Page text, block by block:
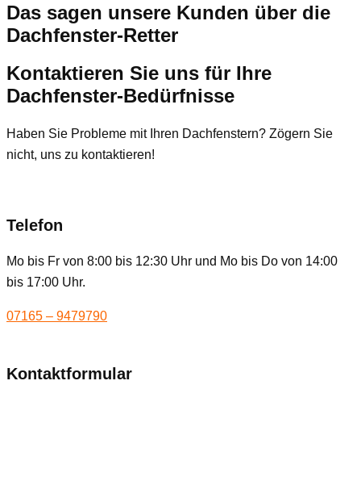
Das sagen unsere Kunden über die
Dachfenster-Retter
Kontaktieren Sie uns für Ihre
Dachfenster-Bedürfnisse
Haben Sie Probleme mit Ihren Dachfenstern? Zögern Sie
nicht, uns zu kontaktieren!
Telefon
Mo bis Fr von 8:00 bis 12:30 Uhr und Mo bis Do von 14:00
bis 17:00 Uhr.
07165 – 9479790
Kontaktformular